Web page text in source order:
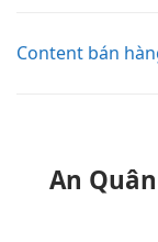
Content bán
An Quân